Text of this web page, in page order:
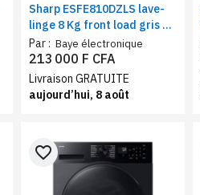
Sharp ESFE810DZLS lave-
linge 8 Kg front load gris –
Machine à laver 1000 tr/min
A++ lavage rapide verrou
enfant
Par : Baye électronique
213 000 F CFA
Livraison GRATUITE
aujourd’hui, 8 août
favorite_border